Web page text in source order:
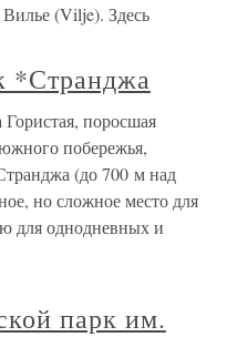
(Vilje). Здесь
*Странджа
поросшая
побережья,
(до 700 м над
но сложное место для
для однодневных и
парк им.